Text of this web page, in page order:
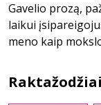
Gavelio prozą,
laikui
meno kaip
Raktažodžiai